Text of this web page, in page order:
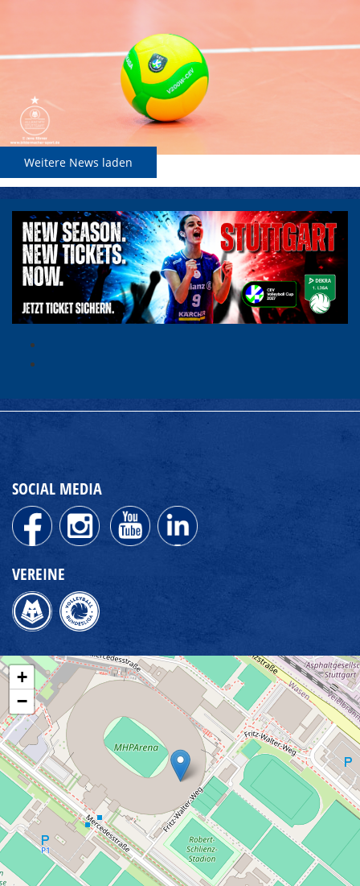
Weitere News laden
SOCIAL MEDIA
VEREINE
+
−